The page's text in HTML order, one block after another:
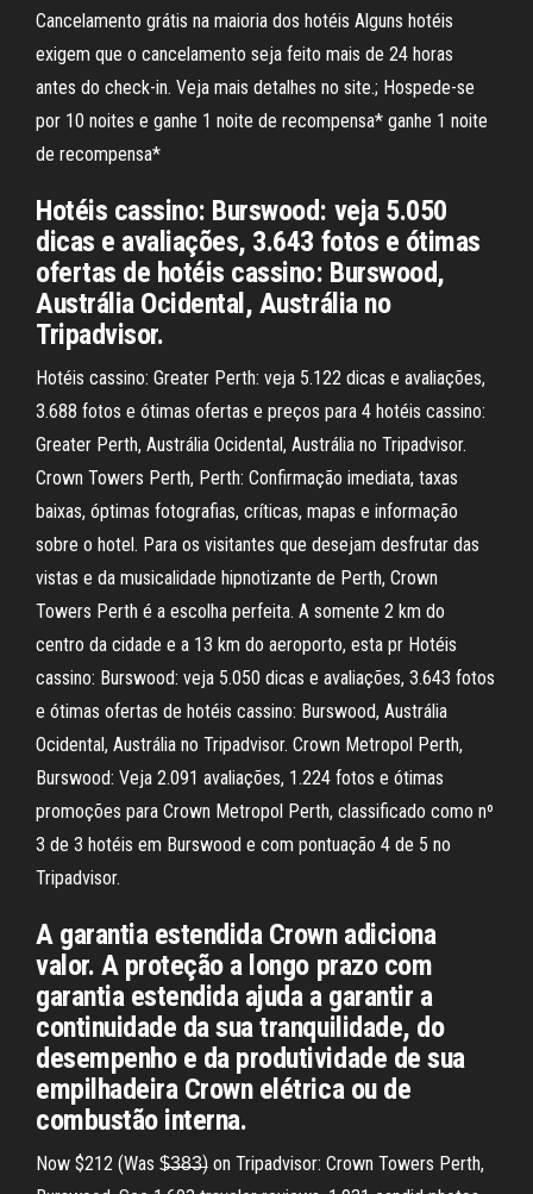
Cancelamento grátis na maioria dos hotéis Alguns hotéis
exigem que o cancelamento seja feito mais de 24 horas
antes do check-in. Veja mais detalhes no site.; Hospede-se
por 10 noites e ganhe 1 noite de recompensa* ganhe 1 noite
de recompensa*
Hotéis cassino: Burswood: veja 5.050
dicas e avaliações, 3.643 fotos e ótimas
ofertas de hotéis cassino: Burswood,
Austrália Ocidental, Austrália no
Tripadvisor.
Hotéis cassino: Greater Perth: veja 5.122 dicas e avaliações,
3.688 fotos e ótimas ofertas e preços para 4 hotéis cassino:
Greater Perth, Austrália Ocidental, Austrália no Tripadvisor.
Crown Towers Perth, Perth: Confirmação imediata, taxas
baixas, óptimas fotografias, críticas, mapas e informação
sobre o hotel. Para os visitantes que desejam desfrutar das
vistas e da musicalidade hipnotizante de Perth, Crown
Towers Perth é a escolha perfeita. A somente 2 km do
centro da cidade e a 13 km do aeroporto, esta pr Hotéis
cassino: Burswood: veja 5.050 dicas e avaliações, 3.643 fotos
e ótimas ofertas de hotéis cassino: Burswood, Austrália
Ocidental, Austrália no Tripadvisor. Crown Metropol Perth,
Burswood: Veja 2.091 avaliações, 1.224 fotos e ótimas
promoções para Crown Metropol Perth, classificado como nº
3 de 3 hotéis em Burswood e com pontuação 4 de 5 no
Tripadvisor.
A garantia estendida Crown adiciona
valor. A proteção a longo prazo com
garantia estendida ajuda a garantir a
continuidade da sua tranquilidade, do
desempenho e da produtividade de sua
empilhadeira Crown elétrica ou de
combustão interna.
Now $212 (Was $̶3̶8̶3̶) on Tripadvisor: Crown Towers Perth,